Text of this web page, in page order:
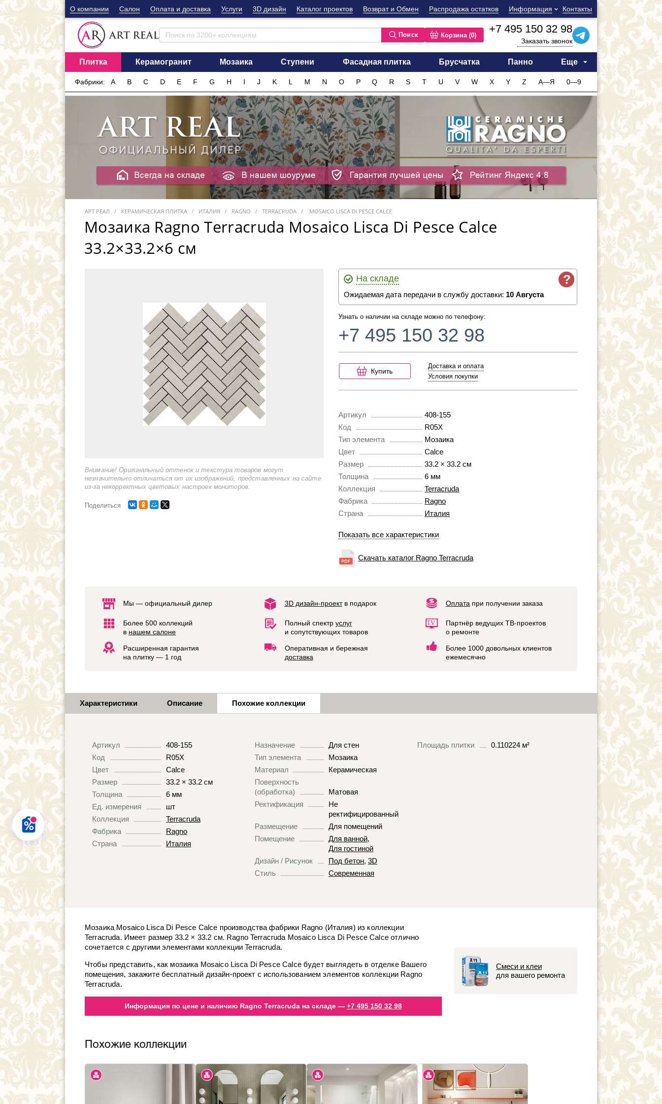
О компании Cалон Оплата и доставка Услуги 3D дизайн Каталог проектов Возврат и Обмен Распродажа остатков Информация Контакты
Поиск Корзина (0)
+7 495 150 32 98
Заказать звонок
Плитка Керамогранит Мозаика Ступени Фасадная плитка Брусчатка Панно Еще
Фабрики: A B C D E F G H I J K L M N O P Q R S T U V W X Y Z А—Я 0—9
АРТ РЕАЛ КЕРАМИЧЕСКАЯ ПЛИТКА ИТАЛИЯ RAGNO TERRACRUDA MOSAICO LISCA DI PESCE CALCE
Мозаика Ragno Terracruda Mosaico Lisca Di Pesce Calce
33.2×33.2×6 см
Внимание! Оригинальный оттенок и текстура товаров могут
незначительно отличаться от их изображений, представленных на сайте
из-за некорректных цветовых настроек мониторов.
Поделиться
?
На складе
Ожидаемая дата передачи в службу доставки: 10 Августа
Узнать о наличии на складе можно по телефону:
+7 495 150 32 98
Купить
Доставка и оплата
Условия покупки
Артикул
408-155
Код
R05X
Тип элемента
Мозаика
Цвет
Calce
Размер
33.2 × 33.2 см
Толщина
6 мм
Коллекция
Terracruda
Фабрика
Ragno
Страна
Италия
Показать все характеристики
Скачать каталог Ragno Terracruda
Мы — официальный дилер 3D дизайн-проектв подарок Оплата при получении заказа
Более 500 коллекций
в нашем салоне
Полный спектр услуг
и сопутствующих товаров
Партнёр ведущих ТВ-проектов
о ремонте
Расширенная гарантия
на плитку — 1 год
Оперативная и бережная
доставка
Более 1000 довольных клиентов
ежемесячно
Характеристики Описание Похожие коллекции
Артикул
408-155
Код
R05X
Цвет
Calce
Размер
33.2 × 33.2 см
Толщина
6 мм
Ед. измерения
шт
Коллекция
Terracruda
Фабрика
Ragno
Страна
Италия
Назначение
Для стен
Тип элемента
Мозаика
Материал
Керамическая
Поверхность
(обработка)
Матовая
Ректификация
Не
ректифицированный
Размещение
Для помещений
Помещение
Для ванной,
Для гостиной
Дизайн / Рисунок
Под бетон, 3D
Стиль
Современная
Площадь плитки 0.110224 м²
Смеси и клеи
для вашего ремонта
Мозаика Mosaico Lisca Di Pesce Calce производства фабрики Ragno (Италия) из коллекции
Terracruda. Имеет размер 33.2 × 33.2 см. Ragno Terracruda Mosaico Lisca Di Pesce Calce отлично
сочетается с другими элементами коллекции Terracruda.
Чтобы представить, как мозаика Mosaico Lisca Di Pesce Calce будет выглядеть в отделке Вашего
помещения, закажите бесплатный дизайн-проект с использованием элементов коллекции Ragno
Terracruda.
Информация по цене и наличию Ragno Terracruda на складе — +7 495 150 32 98
Похожие коллекции